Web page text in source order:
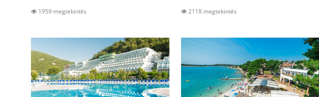
1959 megtekintés 2118 megtekintés